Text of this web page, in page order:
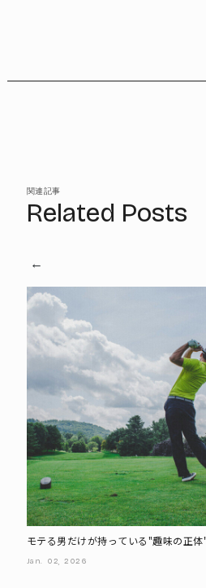
関連記事
Related Posts
モテる男だけが持っている"趣味の正
投資しすぎ、三流はただの暇つぶし。
Jan. 02, 2026